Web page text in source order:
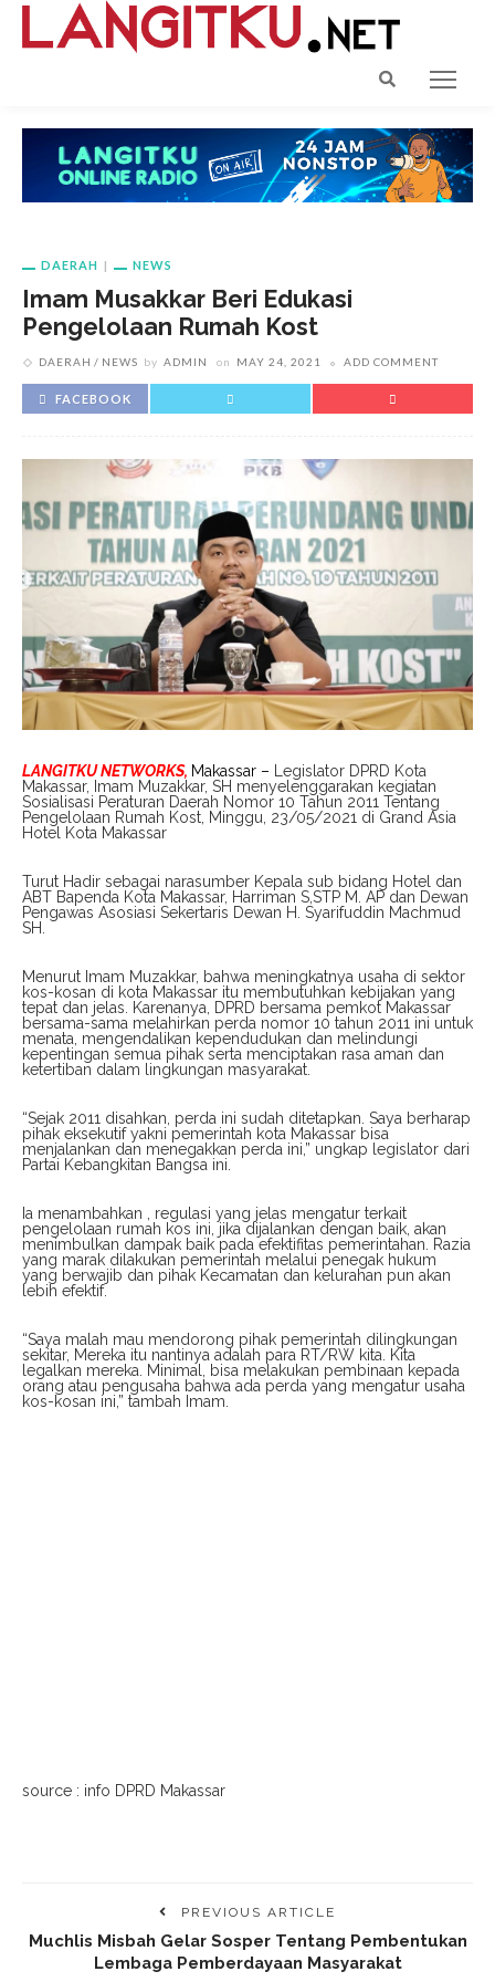
DAERAH NEWS
Imam Musakkar Beri Edukasi
Pengelolaan Rumah Kost
DAERAH NEWS by ADMIN on MAY 24, 2021 ADD COMMENT
FACEBOOK
LANGITKU NETWORKS, Makassar –
Legislator DPRD Kota
Makassar, Imam Muzakkar, SH menyelenggarakan kegiatan
Sosialisasi Peraturan Daerah Nomor 10 Tahun 2011 Tentang
Pengelolaan Rumah Kost, Minggu, 23/05/2021 di Grand Asia
Hotel Kota Makassar
Turut Hadir sebagai narasumber Kepala sub bidang Hotel dan
ABT Bapenda Kota Makassar, Harriman S,STP M. AP dan Dewan
Pengawas Asosiasi Sekertaris Dewan H. Syarifuddin Machmud
SH.
Menurut Imam Muzakkar, bahwa meningkatnya usaha di sektor
kos-kosan di kota Makassar itu membutuhkan kebijakan yang
tepat dan jelas. Karenanya, DPRD bersama pemkot Makassar
bersama-sama melahirkan perda nomor 10 tahun 2011 ini untuk
menata, mengendalikan kependudukan dan melindungi
kepentingan semua pihak serta menciptakan rasa aman dan
ketertiban dalam lingkungan masyarakat.
“Sejak 2011 disahkan, perda ini sudah ditetapkan. Saya berharap
pihak eksekutif yakni pemerintah kota Makassar bisa
menjalankan dan menegakkan perda ini,” ungkap legislator dari
Partai Kebangkitan Bangsa ini.
Ia menambahkan , regulasi yang jelas mengatur terkait
pengelolaan rumah kos ini, jika dijalankan dengan baik, akan
menimbulkan dampak baik pada efektifitas pemerintahan. Razia
yang marak dilakukan pemerintah melalui penegak hukum
yang berwajib dan pihak Kecamatan dan kelurahan pun akan
lebih efektif.
“Saya malah mau mendorong pihak pemerintah dilingkungan
sekitar, Mereka itu nantinya adalah para RT/RW kita. Kita
legalkan mereka. Minimal, bisa melakukan pembinaan kepada
orang atau pengusaha bahwa ada perda yang mengatur usaha
kos-kosan ini,” tambah Imam.
source : info DPRD Makassar
PREVIOUS ARTICLE
Muchlis Misbah Gelar Sosper Tentang Pembentukan
Lembaga Pemberdayaan Masyarakat